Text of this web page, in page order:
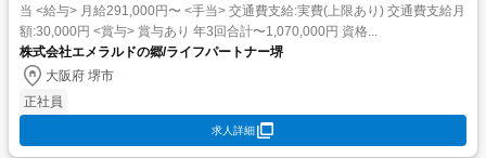
当 <給与> 月給291,000円〜 <手当> 交通費支給:実費(上限あり) 交通費支給月
額:30,000円 <賞与> 賞与あり 年3回合計〜1,070,000円 資格...
株式会社エメラルドの郷/ライフパートナー堺
大阪府 堺市
正社員
求人詳細